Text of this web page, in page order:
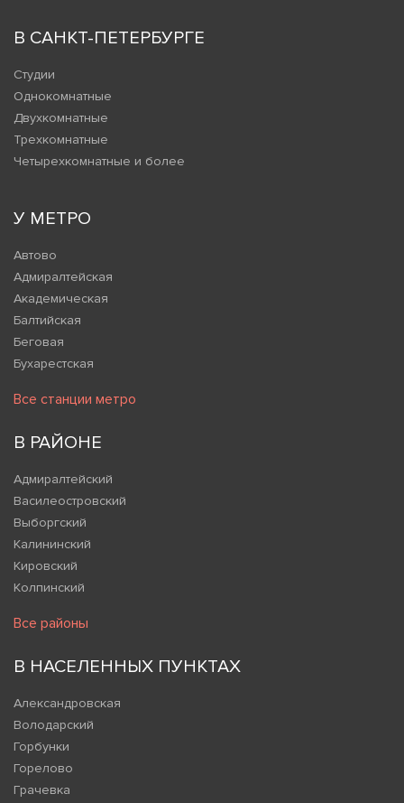
В САНКТ-ПЕТЕРБУРГЕ
Студии
Однокомнатные
Двухкомнатные
Трехкомнатные
Четырехкомнатные и более
У МЕТРО
Автово
Адмиралтейская
Академическая
Балтийская
Беговая
Бухарестская
Все станции метро
В РАЙОНЕ
Адмиралтейский
Василеостровский
Выборгский
Калининский
Кировский
Колпинский
Все районы
В НАСЕЛЕННЫХ ПУНКТАХ
Александровская
Володарский
Горбунки
Горелово
Грачевка